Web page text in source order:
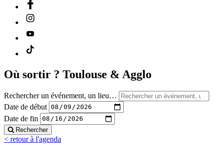
Où sortir ? Toulouse & Agglo
Rechercher un événement, un lieu…
Date de début
Date de fin
Rechercher
< retour à l'agenda